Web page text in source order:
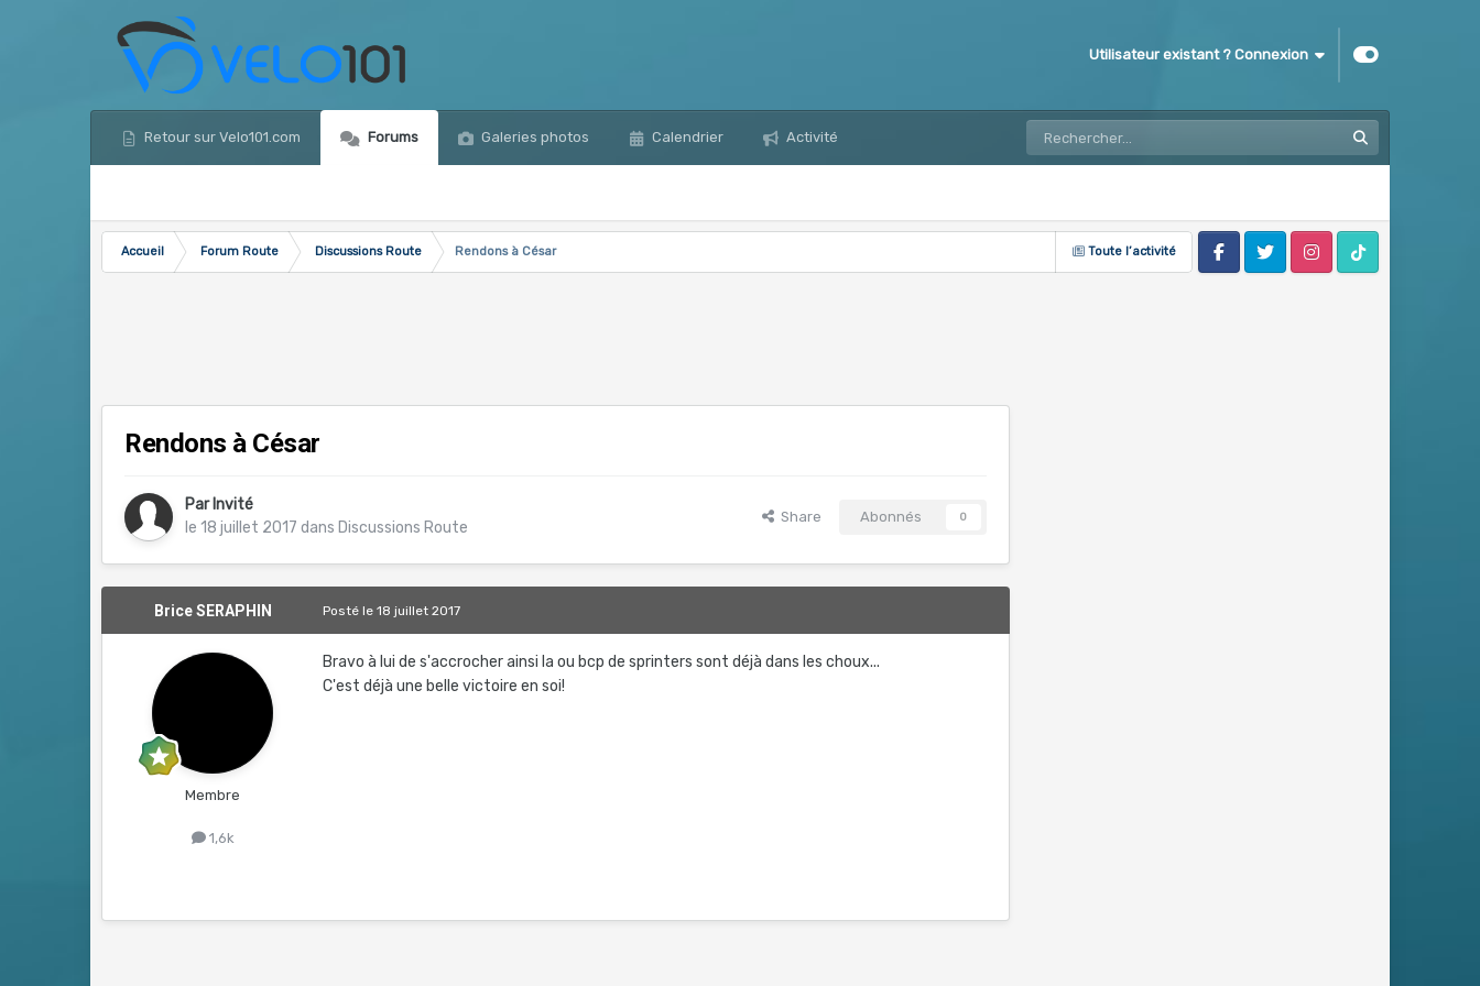
Utilisateur existant ? Connexion
Retour sur Velo101.com Forums Galeries photos Calendrier Activité
Toute l’activité
Accueil Forum Route Discussions Route
Rendons à César
FacebookTwitter InstagramTik Tok
Rendons à César
Par Invité
le 18 juillet 2017 dans Discussions Route
Share Abonnés 0
Brice SERAPHIN
Membre
1,6k
Postéle 18 juillet 2017
Bravo à lui de s'accrocher ainsi la ou bcp de sprinters sont déjà dans les choux...
C'est déjà une belle victoire en soi!